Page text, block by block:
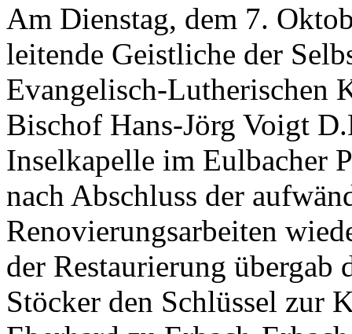
Am Dienstag, dem 7.
leitende Geistliche der
Evangelisch-Lutherischen
Bischof Hans-Jörg Voigt
Inselkapelle im Eulbacher
nach Abschluss der
Renovierungsarbeiten
der Restaurierung
Stöcker den Schlüssel zur